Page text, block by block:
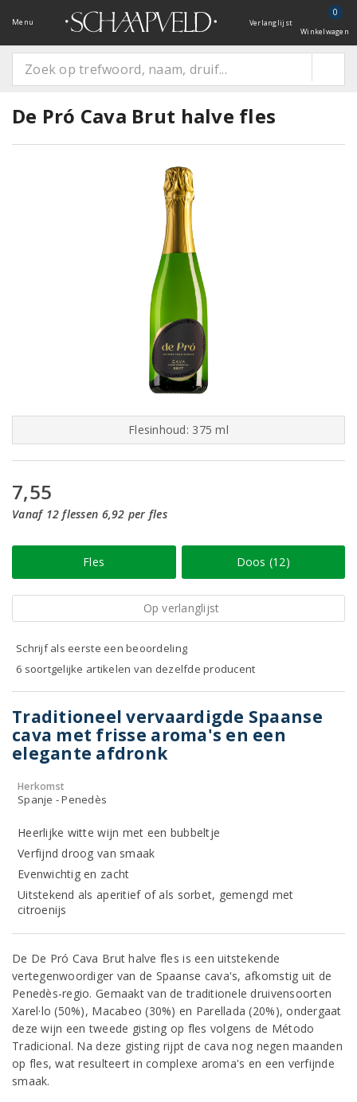
Menu Verlanglijst
0
Winkelwagen
De Pró Cava Brut halve fles
Flesinhoud: 375 ml
7,55
Vanaf 12 flessen 6,92 per fles
Fles Doos (12)
Op verlanglijst
Schrijf als eerste een beoordeling
6 soortgelijke artikelen van dezelfde producent
Traditioneel vervaardigde Spaanse
cava met frisse aroma's en een
elegante afdronk
Herkomst
Spanje - Penedès
Heerlijke witte wijn met een bubbeltje
Verfijnd droog van smaak
Evenwichtig en zacht
Uitstekend als aperitief of als sorbet, gemengd met
citroenijs
De De Pró Cava Brut halve fles is een uitstekende
vertegenwoordiger van de Spaanse cava's, afkomstig uit de
Penedès-regio. Gemaakt van de traditionele druivensoorten
Xarel·lo (50%), Macabeo (30%) en Parellada (20%), ondergaat
deze wijn een tweede gisting op fles volgens de Método
Tradicional. Na deze gisting rijpt de cava nog negen maanden
op fles, wat resulteert in complexe aroma's en een verfijnde
smaak.